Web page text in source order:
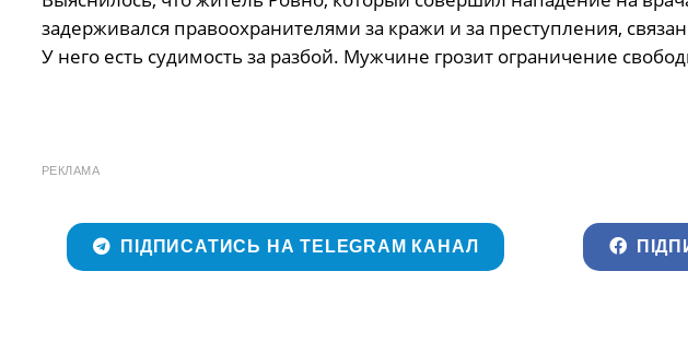
задерживался правоохранителями за кражи и за преступления,
У него есть судимость за разбой. Мужчине грозит ограничение
РЕКЛАМА
ПІДПИСАТИСЬ НА TELEGRAM КАНАЛ